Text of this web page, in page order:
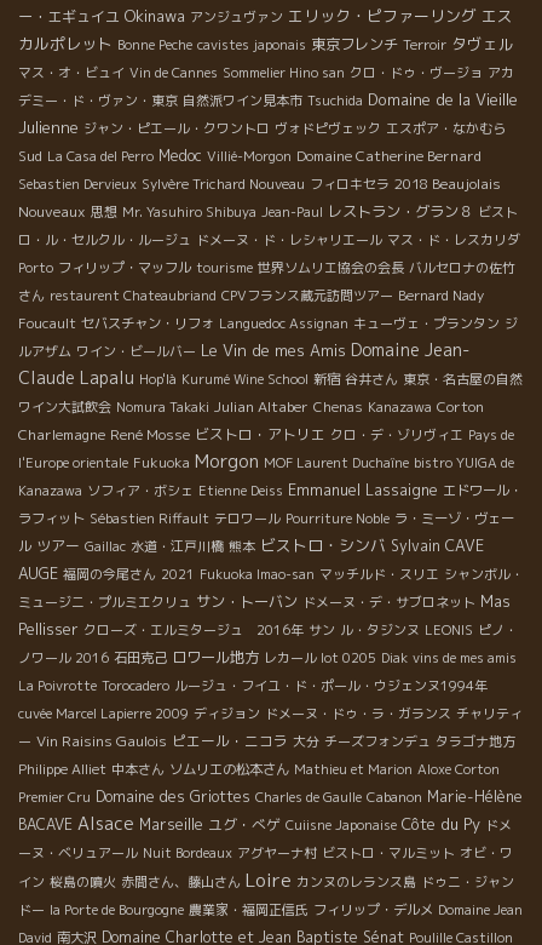
ー・エギュイユ Okinawa アンジュヴァン エリック・ピファーリング エス
カルポレット Bonne Peche cavistes japonais 東京フレンチ Terroir タヴェル
マス・オ・ビュイ Vin de Cannes Sommelier Hino san クロ・ドゥ・ヴージョ アカ
デミー・ド・ヴァン・東京 自然派ワイン見本市 Tsuchida Domaine de la Vieille
Julienne ジャン・ピエール・クワントロ ヴォドピヴェック エスポア・なかむら
Sud La Casa del Perro Medoc Villié-Morgon Domaine Catherine Bernard
Sebastien Dervieux Sylvère Trichard Nouveau フィロキセラ 2018 Beaujolais
Nouveaux 思想 Mr. Yasuhiro Shibuya Jean-Paul レストラン・グラン８ ビスト
ロ・ル・セルクル・ルージュ ドメーヌ・ド・レシャリエール マス・ド・レスカリダ
Porto フィリップ・マッフル tourisme 世界ソムリエ協会の会長 バルセロナの佐竹
さん restaurent Chateaubriand CPVフランス蔵元訪問ツアー Bernard Nady
Foucault セバスチャン・リフォ Languedoc Assignan キューヴェ・プランタン ジ
ルアザム ワイン・ビールバー Le Vin de mes Amis Domaine Jean-
Claude Lapalu Hop'là Kurumé Wine School 新宿 谷井さん 東京・名古屋の自然
ワイン大試飲会 Nomura Takaki Julian Altaber Chenas Kanazawa Corton
Charlemagne René Mosse ビストロ・アトリエ クロ・デ・ゾリヴィエ Pays de
l'Europe orientale Fukuoka Morgon MOF Laurent Duchaîne bistro YUIGA de
Kanazawa ソフィア・ボシェ Etienne Deiss Emmanuel Lassaigne エドワール・
ラフィット Sébastien Riffault テロワール Pourriture Noble ラ・ミーゾ・ヴェー
ル ツアー Gaillac 水道・江戸川橋 熊本 ビストロ・シンバ Sylvain CAVE
AUGE 福岡の今尾さん 2021 Fukuoka Imao-san マッチルド・スリエ シャンボル・
ミュージニ・プルミエクリュ サン・トーバン ドメーヌ・デ・サブロネット Mas
Pellisser クローズ・エルミタージュ 2016年 サン ル・タジンヌ LEONIS ピノ・
ノワール 2016 石田克己 ロワール地方 レカール lot 0205 Diak vins de mes amis
La Poivrotte Torocadero ルージュ・フイユ・ド・ポール・ウジェンヌ1994年
cuvée Marcel Lapierre 2009 ディジョン ドメーヌ・ドゥ・ラ・ガランス チャリティ
ー Vin Raisins Gaulois ピエール・ニコラ 大分 チーズフォンデュ タラゴナ地方
Philippe Alliet 中本さん ソムリエの松本さん Mathieu et Marion Aloxe Corton
Premier Cru Domaine des Griottes Charles de Gaulle Cabanon Marie-Hélène
BACAVE Alsace Marseille ユグ・べゲ Cuiisne Japonaise Côte du Py ドメ
ーヌ・ベリュアール Nuit Bordeaux アグヤーナ村 ビストロ・マルミット オビ・ワ
イン 桜島の噴火 赤間さん、藤山さん Loire カンヌのレランス島 ドゥニ・ジャン
ドー la Porte de Bourgogne 農業家・福岡正信氏 フィリップ・デルメ Domaine Jean
David 南大沢 Domaine Charlotte et Jean Baptiste Sénat Poulille Castillon